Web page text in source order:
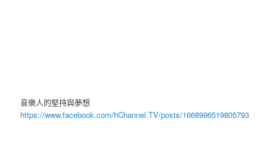
音樂人的堅持與夢想
https://www.facebook.com/hChannel.TV/posts/1668996519805793